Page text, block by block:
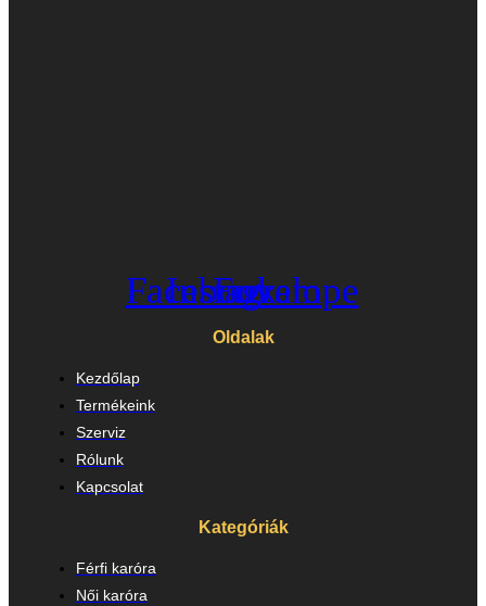
Facebook
Instagram
Envelope
Oldalak
Kezdőlap
Termékeink
Szerviz
Rólunk
Kapcsolat
Kategóriák
Férfi karóra
Női karóra